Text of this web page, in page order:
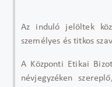
Az induló jelöltek
személyes és titkos
A Központi Etikai
névjegyzéken